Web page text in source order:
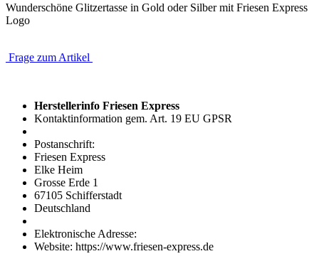
Wunderschöne Glitzertasse in Gold oder Silber mit Friesen Express
Logo
Frage zum Artikel
Herstellerinfo Friesen Express
Kontaktinformation gem. Art. 19 EU GPSR
Postanschrift:
Friesen Express
Elke Heim
Grosse Erde 1
67105 Schifferstadt
Deutschland
Elektronische Adresse:
Website: https://www.friesen-express.de